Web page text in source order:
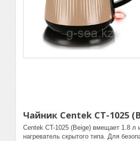
Чайник Centek CT-1025
Centek CT-1025 (Beige) вмещает 1.8 л
нагреватель скрытого типа. Для